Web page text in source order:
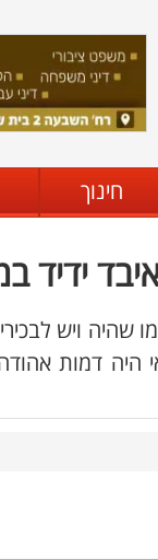
חינוך
ידיד
שהיה ויש
היה דמות